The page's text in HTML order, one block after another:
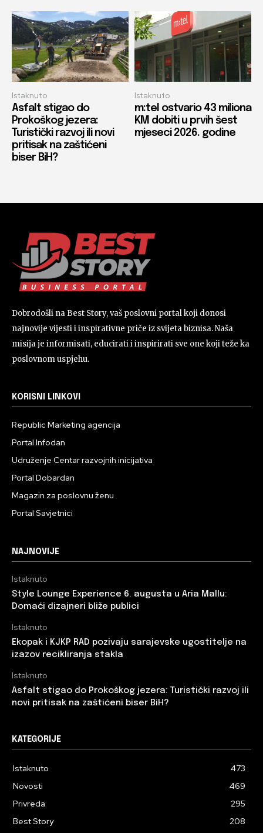
Istaknuto
Asfalt stigao do
Prokoškog jezera:
Turistički razvoj ili novi
pritisak na zaštićeni
biser BiH?
Istaknuto
m:tel ostvario 43 miliona
KM dobiti u prvih šest
mjeseci 2026. godine
Dobrodošli na Best Story, vaš poslovni portal koji donosi
najnovije vijesti i inspirativne priče iz svijeta biznisa. Naša
misija je informisati, educirati i inspirirati sve one koji teže ka
poslovnom uspjehu.
KORISNI LINKOVI
Republic Marketing agencija
Portal Infodan
Udruženje Centar razvojnih inicijativa
Portal Dobardan
Magazin za poslovnu ženu
Portal Savjetnici
NAJNOVIJE
Istaknuto
Style Lounge Experience 6. augusta u Aria Mallu:
Domaći dizajneri bliže publici
Istaknuto
Ekopak i KJKP RAD pozivaju sarajevske ugostitelje na
izazov recikliranja stakla
Istaknuto
Asfalt stigao do Prokoškog jezera: Turistički razvoj ili
novi pritisak na zaštićeni biser BiH?
KATEGORIJE
Istaknuto
473
Novosti
469
Privreda
295
Best Story
208